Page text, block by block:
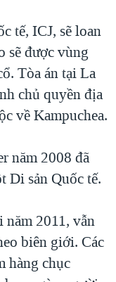
tế, ICJ, sẽ loan
sẽ được vùng
Tòa án tại La
chủ quyền địa
về Kampuchea.
năm 2008 đã
Di sản Quốc tế.
năm 2011, vẫn
biên giới. Các
hàng chục